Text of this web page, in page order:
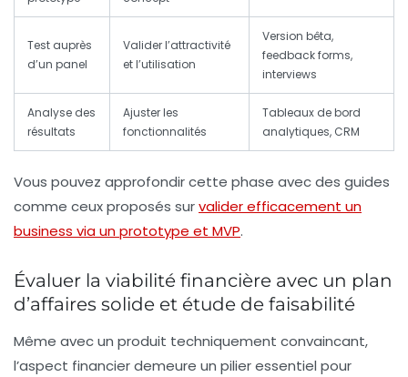
Test auprès
d’un panel
Valider l’attractivité
et l’utilisation
Version bêta,
feedback forms,
interviews
Analyse des
résultats
Ajuster les
fonctionnalités
Tableaux de bord
analytiques, CRM
Vous pouvez approfondir cette phase avec des guides
comme ceux proposés survalider efficacement un
business via un prototype et MVP.
Évaluer la viabilité financière avec un plan
d’affaires solide et étude de faisabilité
Même avec un produit techniquement convaincant,
l’aspect financier demeure un pilier essentiel pour